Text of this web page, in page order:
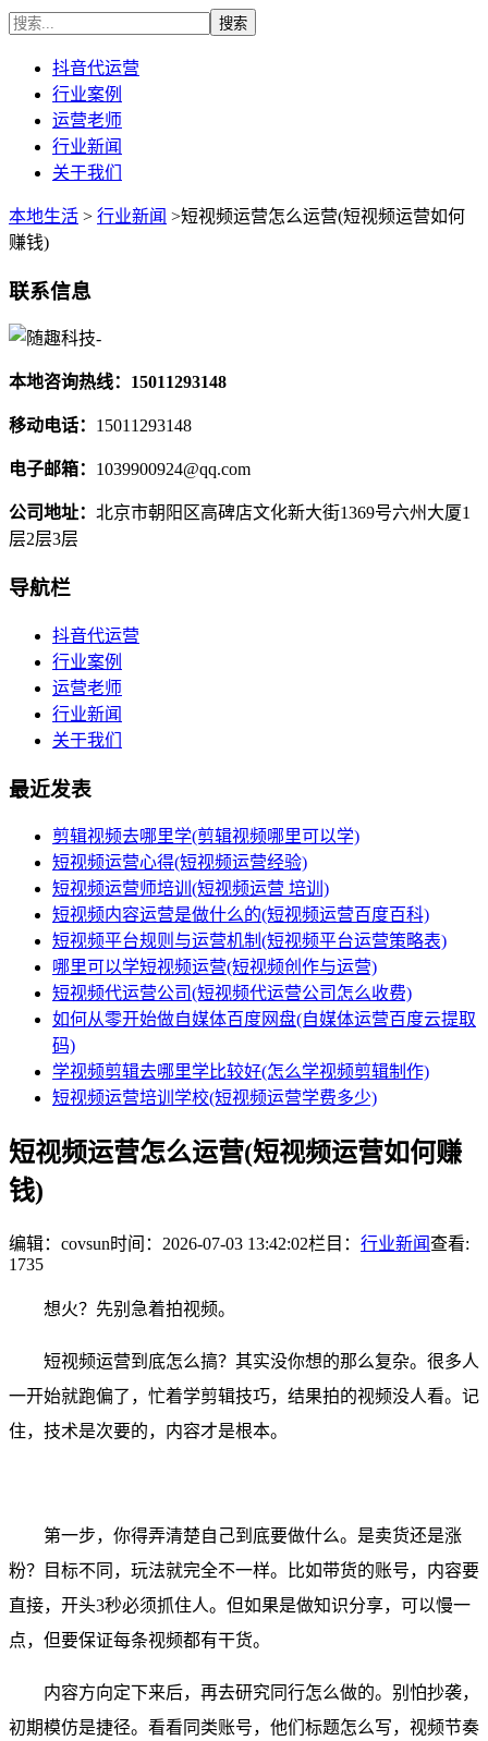
抖音代运营
行业案例
运营老师
行业新闻
关于我们
本地生活 > 行业新闻 >短视频运营怎么运营(短视频运营如何
赚钱)
联系信息
本地咨询热线：15011293148
移动电话： 15011293148
电子邮箱： 1039900924@qq.com
公司地址： 北京市朝阳区高碑店文化新大街1369号六州大厦1
层2层3层
导航栏
抖音代运营
行业案例
运营老师
行业新闻
关于我们
最近发表
剪辑视频去哪里学(剪辑视频哪里可以学)
短视频运营心得(短视频运营经验)
短视频运营师培训(短视频运营 培训)
短视频内容运营是做什么的(短视频运营百度百科)
短视频平台规则与运营机制(短视频平台运营策略表)
哪里可以学短视频运营(短视频创作与运营)
短视频代运营公司(短视频代运营公司怎么收费)
如何从零开始做自媒体百度网盘(自媒体运营百度云提取
码)
学视频剪辑去哪里学比较好(怎么学视频剪辑制作)
短视频运营培训学校(短视频运营学费多少)
短视频运营怎么运营(短视频运营如何赚
钱)
编辑：covsun时间：2026-07-03 13:42:02栏目： 行业新闻查看:
1735
想火？先别急着拍视频。
短视频运营到底怎么搞？其实没你想的那么复杂。很多人
一开始就跑偏了，忙着学剪辑技巧，结果拍的视频没人看。记
住，技术是次要的，内容才是根本。
第一步，你得弄清楚自己到底要做什么。是卖货还是涨
粉？目标不同，玩法就完全不一样。比如带货的账号，内容要
直接，开头3秒必须抓住人。但如果是做知识分享，可以慢一
点，但要保证每条视频都有干货。
内容方向定下来后，再去研究同行怎么做的。别怕抄袭，
初期模仿是捷径。看看同类账号，他们标题怎么写，视频节奏